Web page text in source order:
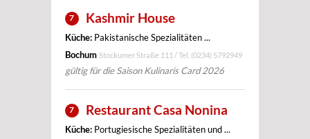
7 Kashmir House
Küche: Pakistanische Spezialitäten ...
Bochum Stockumer Straße 111 / Tel. (0234) 5792949
gültig für die Saison Kulinaris Card 2026
7 Restaurant Casa Nonina
Küche: Portugiesische Spezialitäten und ...